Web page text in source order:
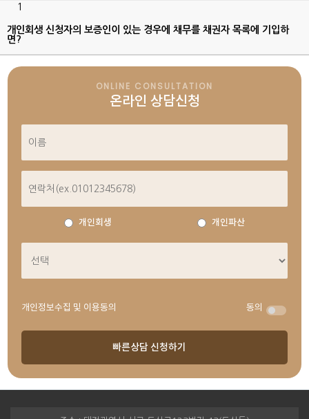
1
개인회생 신청자의 보증인이 있는 경우에 채무를 채권자 목록에 기입하
면?
ONLINE CONSULTATION
온라인 상담신청
개인회생 개인파산
동의
개인정보수집 및 이용동의